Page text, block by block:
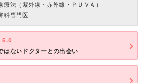
療法（紫外線・赤外線・ＰＵＶＡ）
科専門医
5.0
はないドクターとの出会い